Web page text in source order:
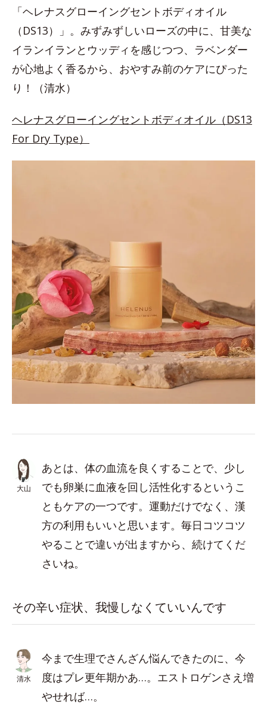
「ヘレナスグローイングセントボディオイル
（DS13）」。みずみずしいローズの中に、甘美な
イランイランとウッディを感じつつ、ラベンダー
が心地よく香るから、おやすみ前のケアにぴった
り！（清水）
ヘレナスグローイングセントボディオイル（DS13
For Dry Type）
大山
あとは、体の血流を良くすることで、少し
でも卵巣に血液を回し活性化するというこ
ともケアの一つです。運動だけでなく、漢
方の利用もいいと思います。毎日コツコツ
やることで違いが出ますから、続けてくだ
さいね。
その辛い症状、我慢しなくていいんです
清水
今まで生理でさんざん悩んできたのに、今
度はプレ更年期かあ…。エストロゲンさえ増
やせれば…。